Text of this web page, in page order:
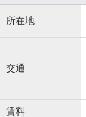
所在地
交通
賃料